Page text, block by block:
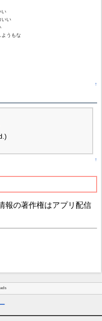
い
いい
ようもな
↑
↑
報の著作権はアプリ配信